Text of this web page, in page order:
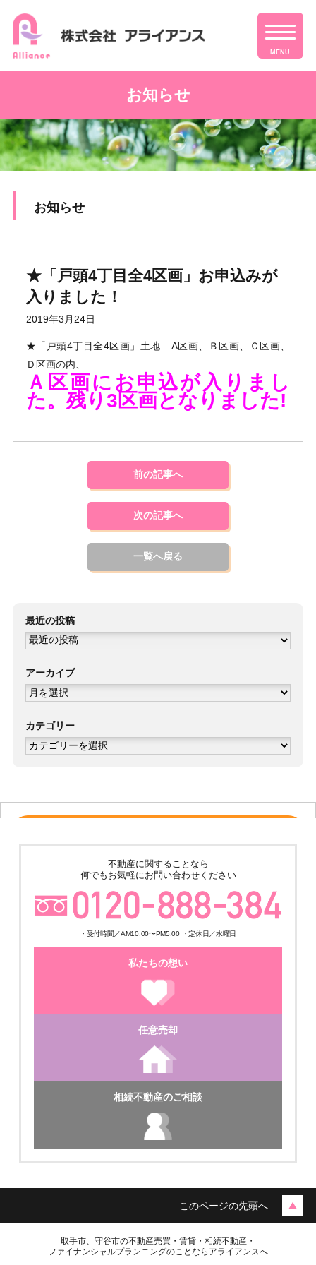
MENU
お知らせ
お知らせ
★「戸頭4丁目全4区画」お申込みが
入りました！
2019年3月24日
★「戸頭4丁目全4区画」土地 A区画、Ｂ区画、Ｃ区画、
Ｄ区画の内、
Ａ区画にお申込が入りまし
た。残り3区画となりました!
前の記事へ
次の記事へ
一覧へ戻る
最近の投稿
アーカイブ
ア
ー
カ
カテゴリー
カ
テ
ゴ
★ゆめみ野4丁目倉庫＋事務所 土地600坪 建物324.8坪 築4年の美
築!! 販売価格210,000,000円
月極駐車場
不動産に関することなら
何でもお気軽にお問い合わせください
・受付時間／AM10:00〜PM5:00 ・定休日／水曜日
私たちの想い
任意売却
相続不動産のご相談
このページの先頭へ
取手市、守谷市の不動産売買・賃貸・相続不動産・
ファイナンシャルプランニングのことならアライアンスへ